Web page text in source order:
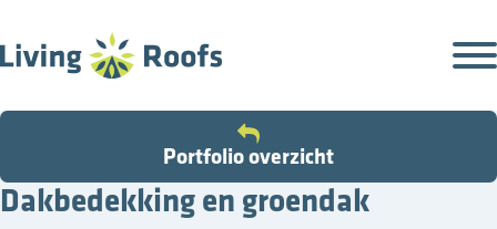
Portfolio overzicht
Dakbedekking en groendak